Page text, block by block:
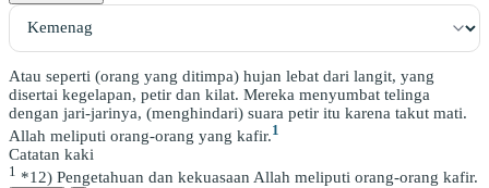
Atau seperti (orang yang ditimpa) hujan lebat dari langit, yang
disertai kegelapan, petir dan kilat. Mereka menyumbat telinga
dengan jari-jarinya, (menghindari) suara petir itu karena takut mati.
Allah meliputi orang-orang yang kafir.1
Catatan kaki
1 *12) Pengetahuan dan kekuasaan Allah meliputi orang-orang kafir.